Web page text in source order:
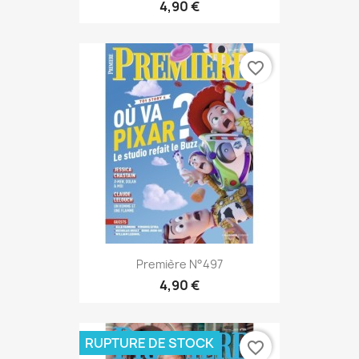
4,90 €
Première N°497
4,90 €
favorite_border
RUPTURE DE STOCK favorite_border